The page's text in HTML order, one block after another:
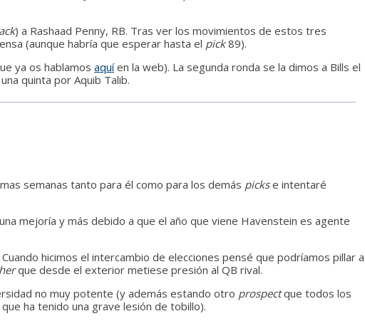
) a Rashaad Penny, RB. Tras ver los movimientos de estos tres
(aunque habría que esperar hasta el pick89).
ya os hablamos aquíen la web). La segunda ronda se la dimos a Bills el
quinta por Aquib Talib.
semanas tanto para él como para los demás pickse intentaré
mejoría y más debido a que el año que viene Havenstein es agente
hicimos el intercambio de elecciones pensé que podríamos pillar a
que desde el exterior metiese presión al QB rival.
no muy potente (y además estando otro prospectque todos los
ha tenido una grave lesión de tobillo).